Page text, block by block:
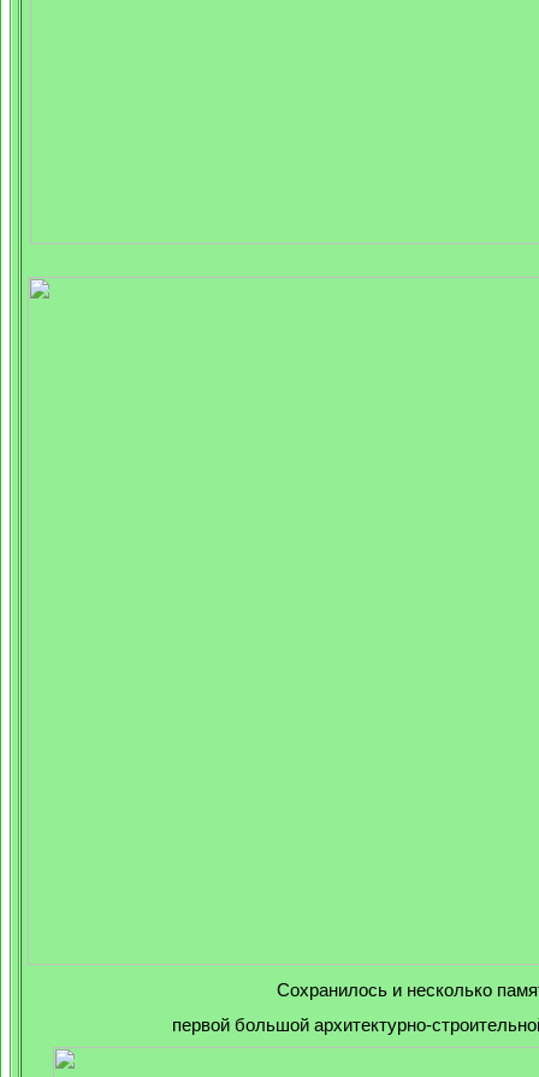
Сохранилось и несколько
первой большой архитектурно-